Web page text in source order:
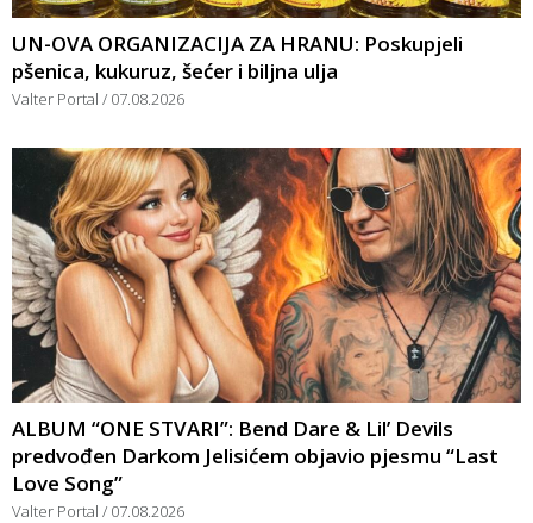
UN-OVA ORGANIZACIJA ZA HRANU: Poskupjeli
pšenica, kukuruz, šećer i biljna ulja
Valter Portal 07.08.2026
ALBUM “ONE STVARI”: Bend Dare & Lil’ Devils
predvođen Darkom Jelisićem objavio pjesmu “Last
Love Song”
Valter Portal 07.08.2026